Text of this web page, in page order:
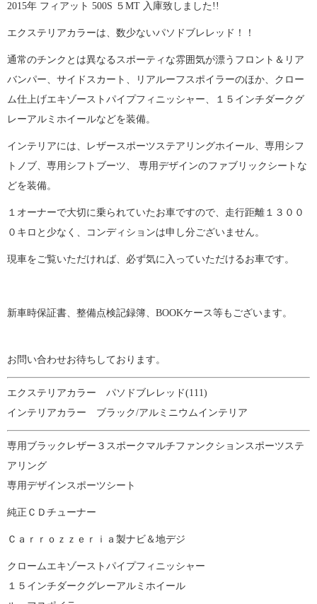
2015年 フィアット 500S ５MT 入庫致しました!!
エクステリアカラーは、数少ないパソドブレレッド！！
通常のチンクとは異なるスポーティな雰囲気が漂うフロント＆リア
バンパー、サイドスカート、リアルーフスポイラーのほか、クロー
ム仕上げエキゾーストパイプフィニッシャー、１５インチダークグ
レーアルミホイールなどを装備。
インテリアには、レザースポーツステアリングホイール、専用シフ
トノブ、専用シフトブーツ、 専用デザインのファブリックシートな
どを装備。
１オーナーで大切に乗られていたお車ですので、走行距離１３００
０キロと少なく、コンディションは申し分ございません。
現車をご覧いただければ、必ず気に入っていただけるお車です。
新車時保証書、整備点検記録簿、BOOKケース等もございます。
お問い合わせお待ちしております。
エクステリアカラー パソドブレレッド(111)
インテリアカラー ブラック/アルミニウムインテリア
専用ブラックレザー３スポークマルチファンクションスポーツステ
アリング
専用デザインスポーツシート
純正ＣＤチューナー
Ｃａｒｒｏｚｚｅｒｉａ製ナビ＆地デジ
クロームエキゾーストパイプフィニッシャー
１５インチダークグレーアルミホイール